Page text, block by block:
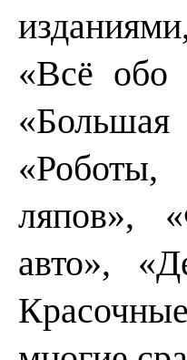
«Всё обо
«Большая
ляпов»,
авто»,